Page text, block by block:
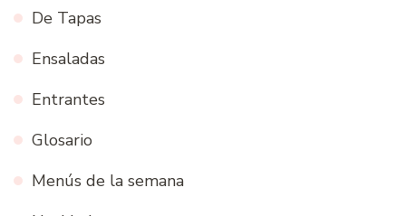
De Tapas
Ensaladas
Entrantes
Glosario
Menús de la semana